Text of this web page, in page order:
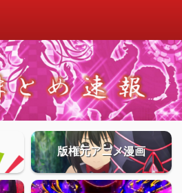
版権元アニメ漫画